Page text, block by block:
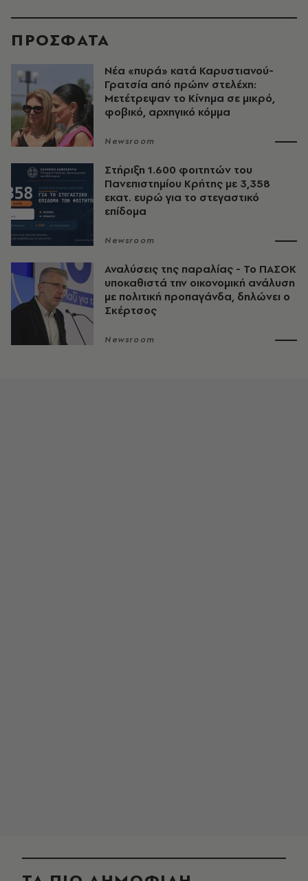
ΠΡΟΣΦΑΤΑ
Νέα «πυρά» κατά Καρυστιανού-
Γρατσία από πρώην στελέχη:
Μετέτρεψαν το Κίνημα σε μικρό,
φοβικό, αρχηγικό κόμμα
Newsroom
Στήριξη 1.600 φοιτητών του
Πανεπιστημίου Κρήτης με 3,358
εκατ. ευρώ για το στεγαστικό
επίδομα
Newsroom
Αναλύσεις της παραλίας - Το ΠΑΣΟΚ
υποκαθιστά την οικονομική ανάλυση
με πολιτική προπαγάνδα, δηλώνει ο
Σκέρτσος
Newsroom